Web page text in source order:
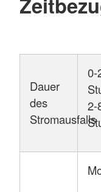
Dauer
des
Stromausfalls
0-
2-